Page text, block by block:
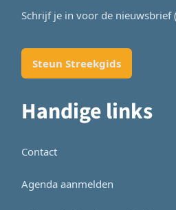
Schrijf je in voor de nieuwsbrief
Steun Streekgids
Handige links
Contact
Agenda aanmelden